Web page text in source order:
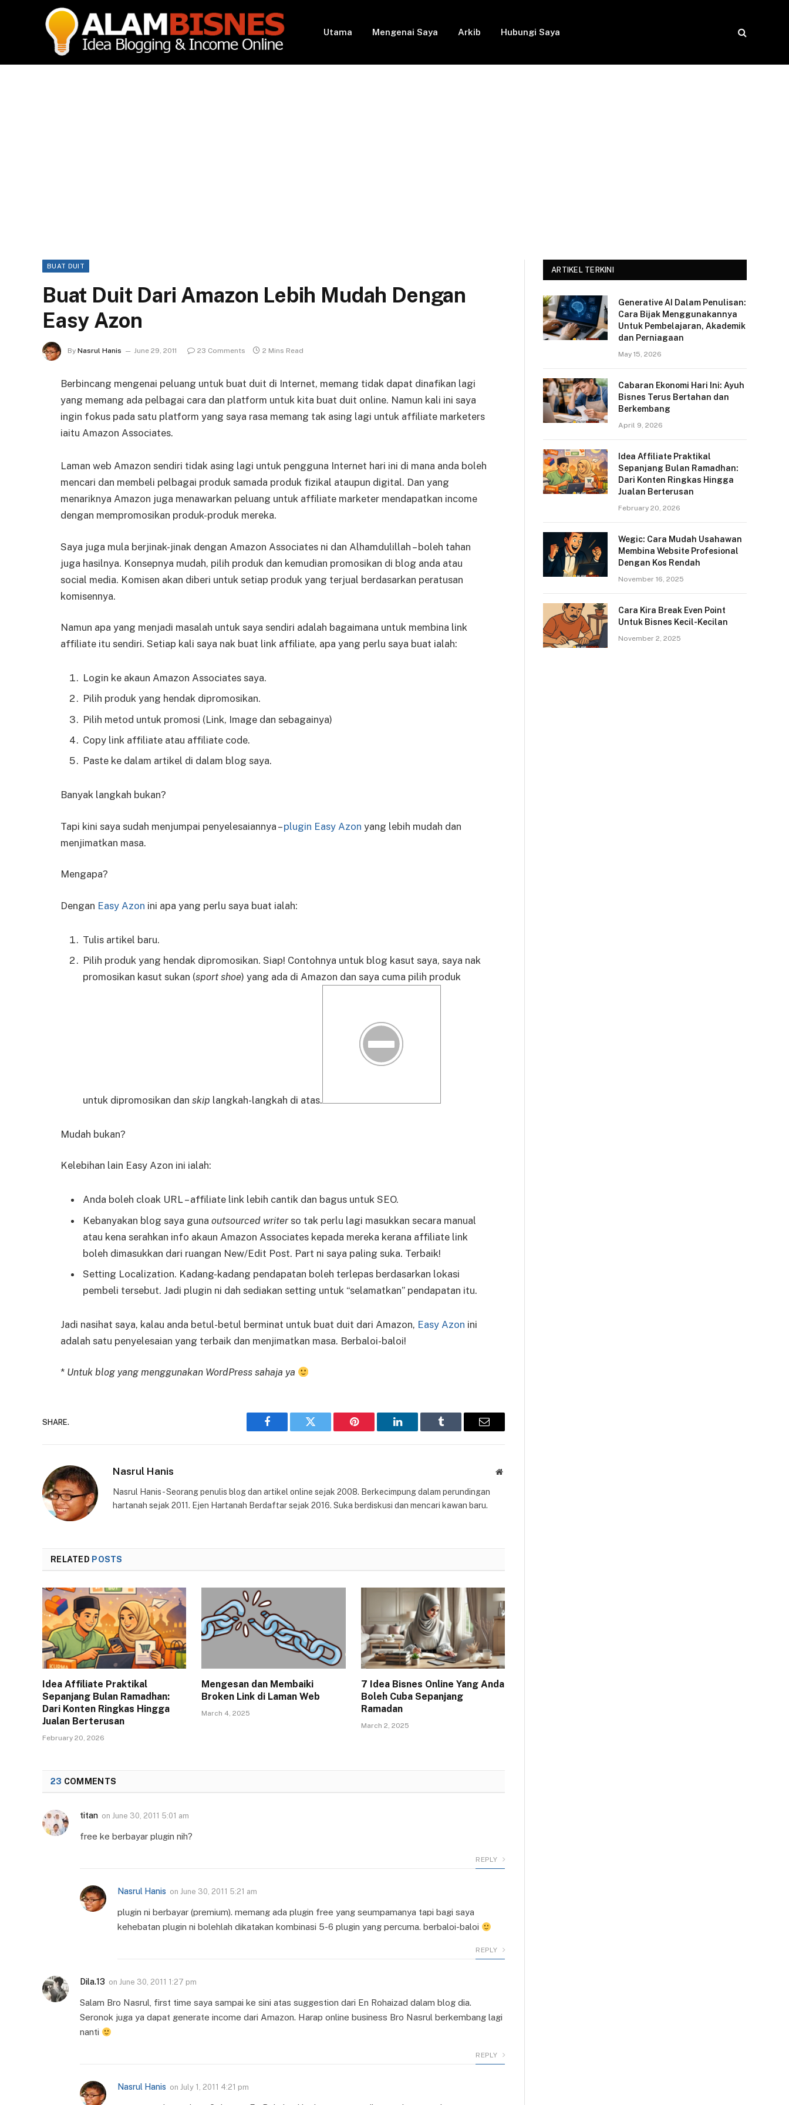
Utama Mengenai Saya Arkib Hubungi Saya
BUAT DUIT
Buat Duit Dari Amazon Lebih Mudah Dengan
Easy Azon
By Nasrul Hanis June 29, 2011 23 Comments 2 Mins Read
Berbincang mengenai peluang untuk buat duit di Internet, memang tidak dapat dinafikan lagi
yang memang ada pelbagai cara dan platform untuk kita buat duit online. Namun kali ini saya
ingin fokus pada satu platform yang saya rasa memang tak asing lagi untuk affiliate marketers
iaitu Amazon Associates.
Laman web Amazon sendiri tidak asing lagi untuk pengguna Internet hari ini di mana anda boleh
mencari dan membeli pelbagai produk samada produk fizikal ataupun digital. Dan yang
menariknya Amazon juga menawarkan peluang untuk affiliate marketer mendapatkan income
dengan mempromosikan produk-produk mereka.
Saya juga mula berjinak-jinak dengan Amazon Associates ni dan Alhamdulillah – boleh tahan
juga hasilnya. Konsepnya mudah, pilih produk dan kemudian promosikan di blog anda atau
social media. Komisen akan diberi untuk setiap produk yang terjual berdasarkan peratusan
komisennya.
Namun apa yang menjadi masalah untuk saya sendiri adalah bagaimana untuk membina link
affiliate itu sendiri. Setiap kali saya nak buat link affiliate, apa yang perlu saya buat ialah:
Login ke akaun Amazon Associates saya.
Pilih produk yang hendak dipromosikan.
Pilih metod untuk promosi (Link, Image dan sebagainya)
Copy link affiliate atau affiliate code.
Paste ke dalam artikel di dalam blog saya.
Banyak langkah bukan?
Tapi kini saya sudah menjumpai penyelesaiannya –plugin Easy Azon yang lebih mudah dan
menjimatkan masa.
Mengapa?
Dengan Easy Azon ini apa yang perlu saya buat ialah:
Tulis artikel baru.
Pilih produk yang hendak dipromosikan. Siap! Contohnya untuk blog kasut saya, saya nak
promosikan kasut sukan (sport shoe) yang ada di Amazon dan saya cuma pilih produk
untuk dipromosikan dan skip langkah-langkah di atas.
Mudah bukan?
Kelebihan lain Easy Azon ini ialah:
Anda boleh cloak URL – affiliate link lebih cantik dan bagus untuk SEO.
Kebanyakan blog saya guna outsourced writerso tak perlu lagi masukkan secara manual
atau kena serahkan info akaun Amazon Associates kepada mereka kerana affiliate link
boleh dimasukkan dari ruangan New/Edit Post. Part ni saya paling suka. Terbaik!
Setting Localization. Kadang-kadang pendapatan boleh terlepas berdasarkan lokasi
pembeli tersebut. Jadi plugin ni dah sediakan setting untuk “selamatkan” pendapatan itu.
Jadi nasihat saya, kalau anda betul-betul berminat untuk buat duit dari Amazon, Easy Azon ini
adalah satu penyelesaian yang terbaik dan menjimatkan masa. Berbaloi-baloi!
* Untuk blog yang menggunakan WordPress sahaja ya
SHARE.
Facebook Twitter Pinterest LinkedIn Tumblr Email
Nasrul Hanis Website
Nasrul Hanis - Seorang penulis blog dan artikel online sejak 2008. Berkecimpung dalam perundingan
hartanah sejak 2011. Ejen Hartanah Berdaftar sejak 2016. Suka berdiskusi dan mencari kawan baru.
RELATED POSTS
Idea Affiliate Praktikal
Sepanjang Bulan Ramadhan:
Dari Konten Ringkas Hingga
Jualan Berterusan
February 20, 2026
Mengesan dan Membaiki
Broken Link di Laman Web
March 4, 2025
7 Idea Bisnes Online Yang Anda
Boleh Cuba Sepanjang
Ramadan
March 2, 2025
23 COMMENTS
titan on June 30, 2011 5:01 am
free ke berbayar plugin nih?
REPLY
Nasrul Hanis on June 30, 2011 5:21 am
plugin ni berbayar (premium). memang ada plugin free yang seumpamanya tapi bagi saya
kehebatan plugin ni bolehlah dikatakan kombinasi 5-6 plugin yang percuma. berbaloi-baloi
REPLY
Dila.13 on June 30, 2011 1:27 pm
Salam Bro Nasrul, first time saya sampai ke sini atas suggestion dari En Rohaizad dalam blog dia.
Seronok juga ya dapat generate income dari Amazon. Harap online business Bro Nasrul berkembang lagi
nanti
REPLY
Nasrul Hanis on July 1, 2011 4:21 pm
ARTIKEL TERKINI
Generative AI Dalam Penulisan:
Cara Bijak Menggunakannya
Untuk Pembelajaran, Akademik
dan Perniagaan
May 15, 2026
Cabaran Ekonomi Hari Ini: Ayuh
Bisnes Terus Bertahan dan
Berkembang
April 9, 2026
Idea Affiliate Praktikal
Sepanjang Bulan Ramadhan:
Dari Konten Ringkas Hingga
Jualan Berterusan
February 20, 2026
Wegic: Cara Mudah Usahawan
Membina Website Profesional
Dengan Kos Rendah
November 16, 2025
Cara Kira Break Even Point
Untuk Bisnes Kecil-Kecilan
November 2, 2025